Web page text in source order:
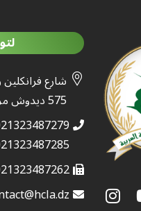
شارع
575 ديدوش مراد – الجزائر